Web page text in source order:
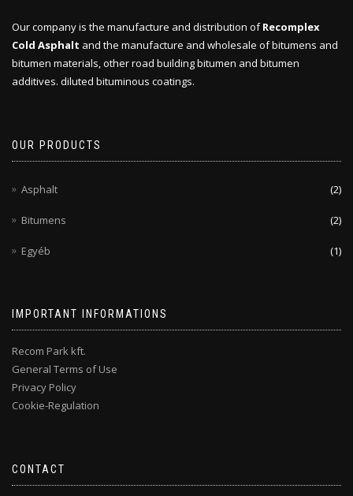
Our company is the manufacture and distribution ofRecomplex
Cold Asphalt and the manufacture and wholesale of bitumens and
bitumen materials, other road building bitumen and bitumen
additives. diluted bituminous coatings.
OUR PRODUCTS
Asphalt (2)
Bitumens (2)
Egyéb (1)
IMPORTANT INFORMATIONS
Recom Park kft.
General Terms of Use
Privacy Policy
Cookie-Regulation
CONTACT